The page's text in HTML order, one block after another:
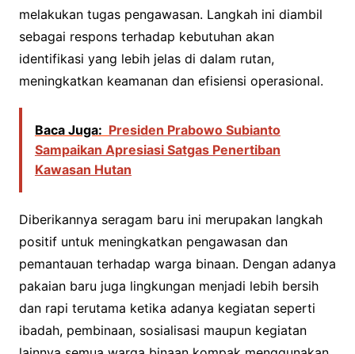
melakukan tugas pengawasan. Langkah ini diambil
sebagai respons terhadap kebutuhan akan
identifikasi yang lebih jelas di dalam rutan,
meningkatkan keamanan dan efisiensi operasional.
Baca Juga: Presiden Prabowo Subianto
Sampaikan Apresiasi Satgas Penertiban
Kawasan Hutan
Diberikannya seragam baru ini merupakan langkah
positif untuk meningkatkan pengawasan dan
pemantauan terhadap warga binaan. Dengan adanya
pakaian baru juga lingkungan menjadi lebih bersih
dan rapi terutama ketika adanya kegiatan seperti
ibadah, pembinaan, sosialisasi maupun kegiatan